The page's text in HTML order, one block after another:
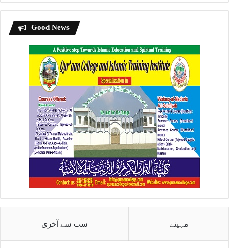
Good News
سب سے آخری مہینے